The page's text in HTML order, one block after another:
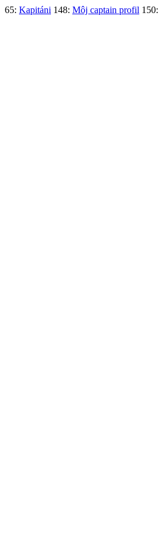
65: Kapitáni 148: Môj captain profil 150: